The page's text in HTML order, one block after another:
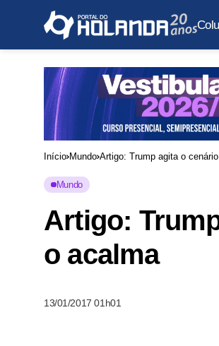
Início Mundo Artigo: Trump agita o
Mundo
Artigo:
o acalma
13/01/2017 01h01